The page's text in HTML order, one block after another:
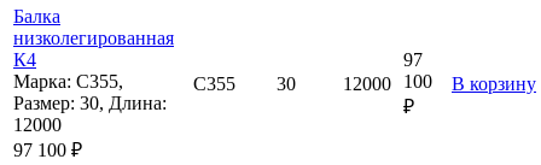
Балка
низколегированная
К4
Марка: С355,
Размер: 30, Длина:
12000
97 100 ₽
С355 30 12000
97
100
₽
В корзину